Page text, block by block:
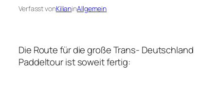
Verfasst vonKilianinAllgemein
Die Route für die große Trans- Deutschland
Paddeltour ist soweit fertig: